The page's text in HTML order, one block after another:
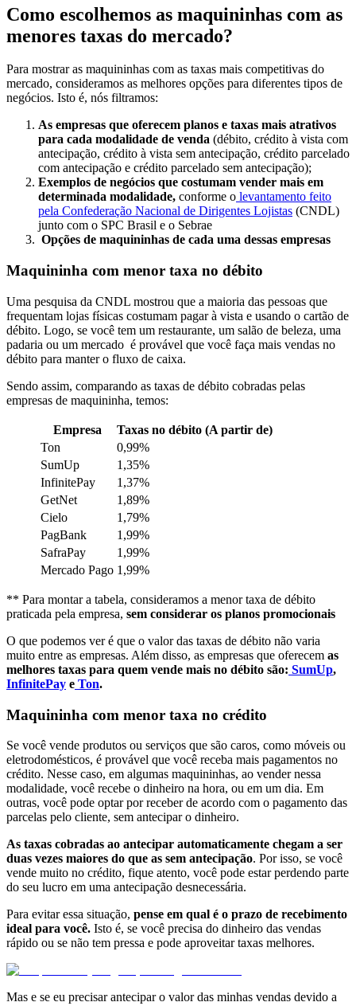
Como escolhemos as maquininhas com as
menores taxas do mercado?
Para mostrar as maquininhas com as taxas mais competitivas do
mercado, consideramos as melhores opções para diferentes tipos de
negócios. Isto é, nós filtramos:
As empresas que oferecem planos e taxas mais atrativos
para cada modalidade de venda (débito, crédito à vista com
antecipação, crédito à vista sem antecipação, crédito parcelado
com antecipação e crédito parcelado sem antecipação);
Exemplos de negócios que costumam vender mais em
determinada modalidade, conforme o levantamento feito
pela Confederação Nacional de Dirigentes Lojistas (CNDL)
junto com o SPC Brasil e o Sebrae
Opções de maquininhas de cada uma dessas empresas
Maquininha com menor taxa no débito
Uma pesquisa da CNDL mostrou que a maioria das pessoas que
frequentam lojas físicas costumam pagar à vista e usando o cartão de
débito. Logo, se você tem um restaurante, um salão de beleza, uma
padaria ou um mercado é provável que você faça mais vendas no
débito para manter o fluxo de caixa.
Sendo assim, comparando as taxas de débito cobradas pelas
empresas de maquininha, temos:
Empresa
Taxas no débito (A partir de)
Ton
0,99%
SumUp
1,35%
InfinitePay
1,37%
GetNet
1,89%
Cielo
1,79%
PagBank
1,99%
SafraPay
1,99%
Mercado Pago 1,99%
** Para montar a tabela, consideramos a menor taxa de débito
praticada pela empresa, sem considerar os planos promocionais
O que podemos ver é que o valor das taxas de débito não varia
muito entre as empresas. Além disso, as empresas que oferecem as
melhores taxas para quem vende mais no débito são: SumUp,
InfinitePay e Ton.
Maquininha com menor taxa no crédito
Se você vende produtos ou serviços que são caros, como móveis ou
eletrodomésticos, é provável que você receba mais pagamentos no
crédito. Nesse caso, em algumas maquininhas, ao vender nessa
modalidade, você recebe o dinheiro na hora, ou em um dia. Em
outras, você pode optar por receber de acordo com o pagamento das
parcelas pelo cliente, sem antecipar o dinheiro.
As taxas cobradas ao antecipar automaticamente chegam a ser
duas vezes maiores do que as sem antecipação. Por isso, se você
vende muito no crédito, fique atento, você pode estar perdendo parte
do seu lucro em uma antecipação desnecessária.
Para evitar essa situação, pense em qual é o prazo de recebimento
ideal para você. Isto é, se você precisa do dinheiro das vendas
rápido ou se não tem pressa e pode aproveitar taxas melhores.
Mas e se eu precisar antecipar o valor das minhas vendas devido a